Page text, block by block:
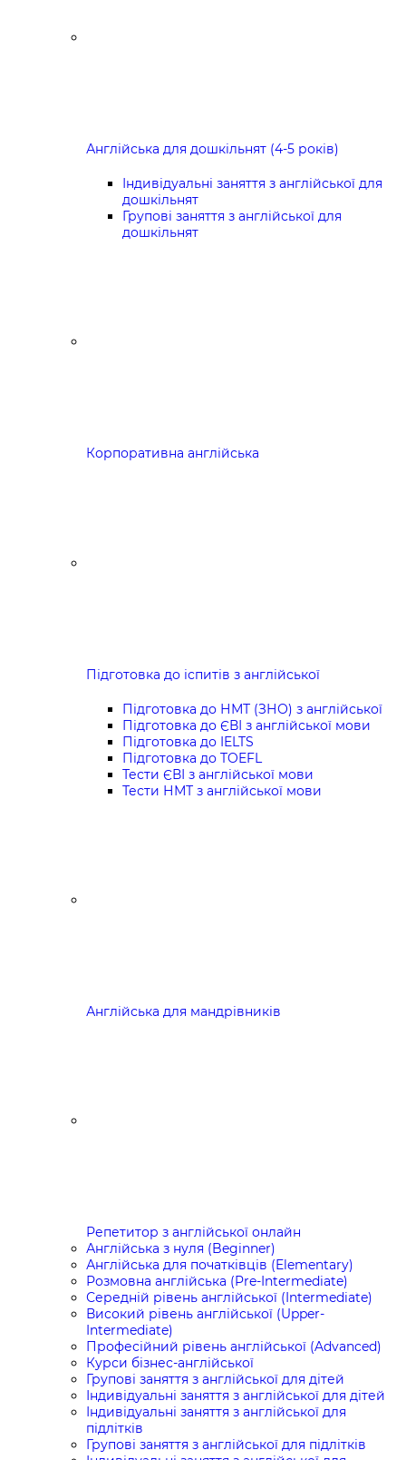
Англійська для дошкільнят (4-5 років)
Індивідуальні заняття з англійської для
дошкільнят
Групові заняття з англійської для
дошкільнят
Корпоративна англійська
Підготовка до іспитів з англійської
Підготовка до НМТ (ЗНО) з англійської
Підготовка до ЄВІ з англійської мови
Підготовка до IELTS
Підготовка до TOEFL
Тести ЄВІ з англійської мови
Тести НМТ з англійської мови
Англійська для мандрівників
Репетитор з англійської онлайн
Англійська з нуля (Beginner)
Англійська для початківців (Elementary)
Розмовна англійська (Pre-Intermediate)
Середній рівень англійської (Intermediate)
Високий рівень англійської (Upper-
Intermediate)
Професійний рівень англійської (Advanced)
Курси бізнес-англійської
Групові заняття з англійської для дітей
Індивідуальні заняття з англійської для дітей
Індивідуальні заняття з англійської для
підлітків
Групові заняття з англійської для підлітків